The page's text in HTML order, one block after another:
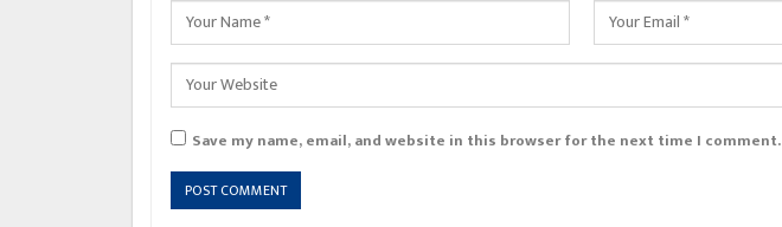
Save my name, email, and website in this browser for the next time I comment.